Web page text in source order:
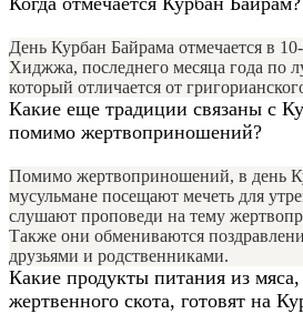
День Курбан Байрама отмечается в
Хиджжа, последнего месяца года по
который отличается от
Какие еще традиции связаны с
помимо жертвоприношений?
Помимо жертвоприношений, в день
мусульмане посещают мечеть для
слушают проповеди на тему
Также они обмениваются
друзьями и родственниками.
Какие продукты питания из
жертвенного скота, готовят на